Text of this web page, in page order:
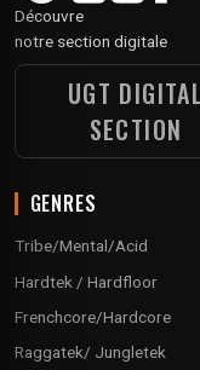
Découvre
notre section digitale
UGT DIGITAL
SECTION
GENRES
Tribe/Mental/Acid
Hardtek / Hardfloor
Frenchcore/Hardcore
Raggatek/ Jungletek